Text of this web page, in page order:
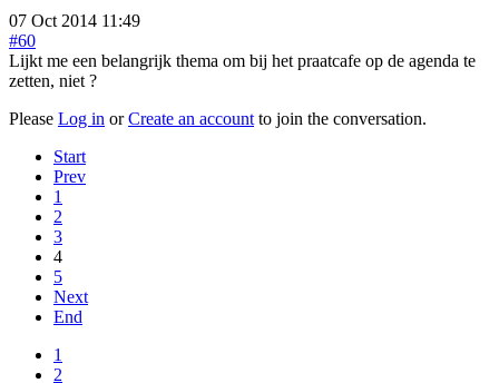
07 Oct 2014 11:49
#60
Lijkt me een belangrijk thema om bij het praatcafe op de agenda te
zetten, niet ?
Please Log in orCreate an account to join the conversation.
Start
Prev
1
2
3
4
5
Next
End
1
2